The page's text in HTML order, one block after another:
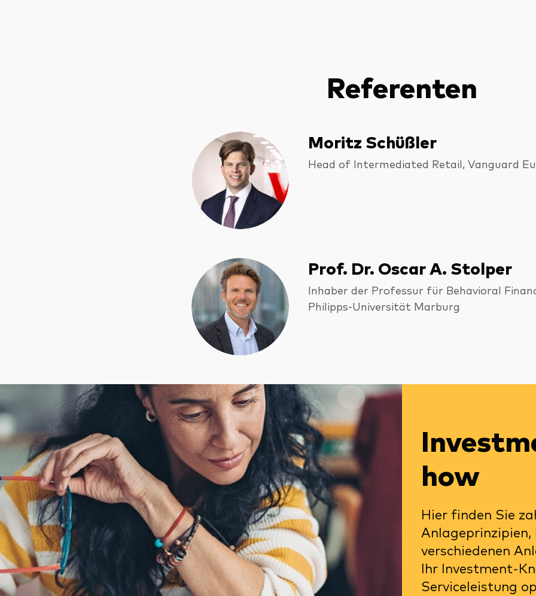
Referenten
Moritz Schüßler
Head of Intermediated Retail, Vanguard
Prof. Dr. Oscar A. Stolper
Inhaber der Professur für Behavioral
Philipps‑Universität Marburg
how
Hier finden Sie
verschiedenen
Ihr Investment-
Serviceleistung